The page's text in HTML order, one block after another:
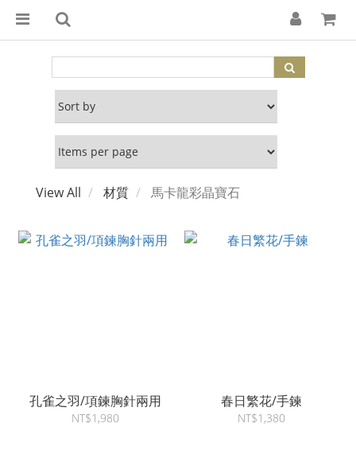
View All 材質 馬卡龍彩晶寶石
孔雀之羽/項鍊胸針兩用
NT$1,980
春日繁花/手鍊
NT$1,380